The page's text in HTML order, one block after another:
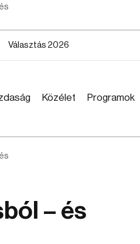
Választás 2026
Közélet Programok
– és